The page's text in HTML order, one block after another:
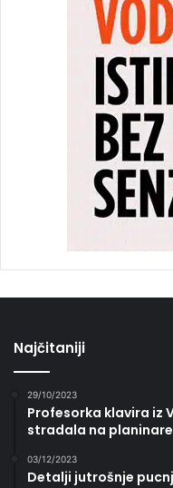
Najčitaniji
29/10/2023
Profesorka klavira iz
stradala na
03/12/2023
Detalji jutrošnje